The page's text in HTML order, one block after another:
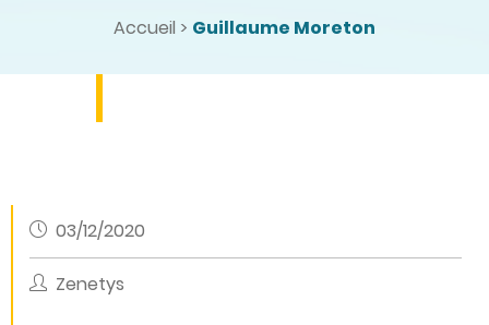
Accueil > Guillaume Moreton
03/12/2020
Zenetys